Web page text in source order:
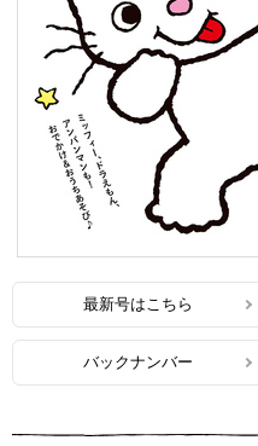
最新号はこちら
バックナンバー